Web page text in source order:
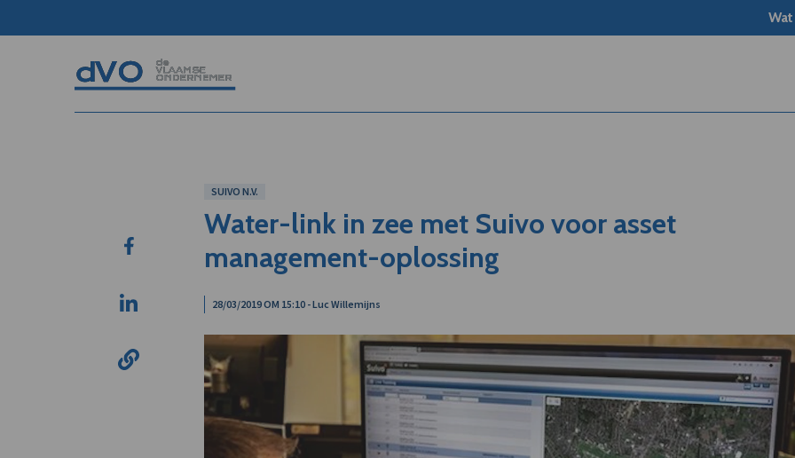
SUIVO N.V.
Water-link in zee met Suivo voor asset
management-oplossing
28/03/2019 OM 15:10 - Luc Willemijns